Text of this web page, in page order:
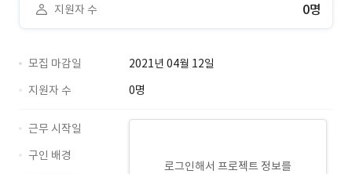
지원자 수 0명
모집 마감일
2021년 04월 12일
지원자 수
0명
로그인해서 프로젝트 정보를
근무 시작일
구인 배경